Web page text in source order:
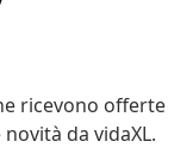
ricevono offerte
da vidaXL.